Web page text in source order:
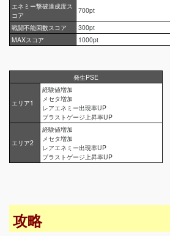
エネミー撃破達成度ス
コア
700pt
戦闘不能回数スコア
300pt
MAXスコア
1000pt
発生PSE
エリア1
経験値増加
メセタ増加
レアエネミー出現率UP
ブラストゲージ上昇率UP
エリア2
経験値増加
メセタ増加
レアエネミー出現率UP
ブラストゲージ上昇率UP
攻略